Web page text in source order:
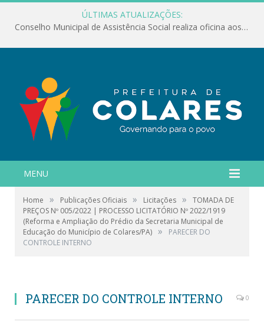
ÚLTIMAS ATUALIZAÇÕES:
Conselho Municipal de Assistência Social realiza oficina aos servidores
MENU
Home » Publicações Oficiais » Licitações »
TOMADA DE
PREÇOS Nº 005/2022 | PROCESSO LICITATÓRIO Nº 2022/1919
(Reforma e Ampliação do Prédio da Secretaria Municipal de
Educação do Município de Colares/PA) »
PARECER DO
CONTROLE INTERNO
PARECER DO CONTROLE INTERNO 0